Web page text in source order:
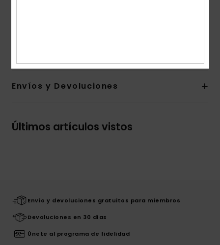
Envíos y Devoluciones
Últimos artículos vistos
Envío y devoluciones gratuitos para miembros
Devoluciones en 30 días
Únete al programa de fidelidad